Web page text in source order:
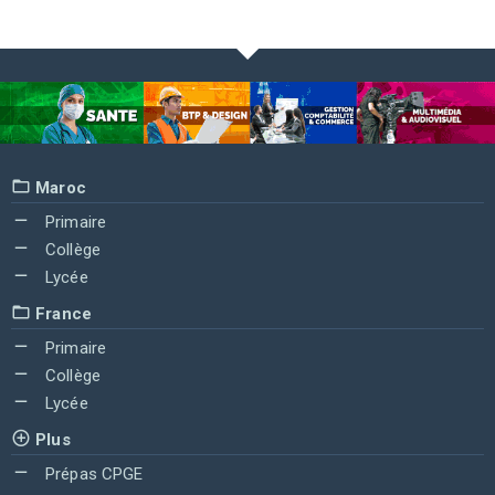
Maroc
Primaire
Collège
Lycée
France
Primaire
Collège
Lycée
Plus
Prépas CPGE